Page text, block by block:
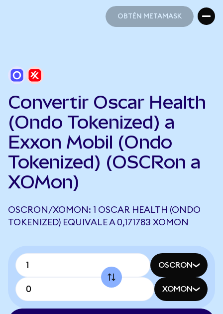
OBTÉN METAMASK
Convertir Oscar Health
(Ondo Tokenized) a
Exxon Mobil (Ondo
Tokenized) (OSCRon a
XOMon)
OSCRON/XOMON: 1 OSCAR HEALTH (ONDO
TOKENIZED) EQUIVALE A 0,171783 XOMON
OSCRON
XOMON